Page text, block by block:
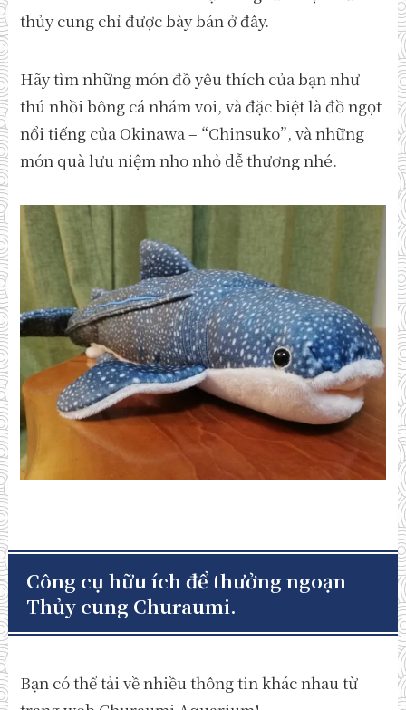
thủy cung chỉ được bày bán ở đây.
Hãy tìm những món đồ yêu thích của bạn như
thú nhồi bông cá nhám voi, và đặc biệt là đồ ngọt
nổi tiếng của Okinawa – “Chinsuko”, và những
món quà lưu niệm nho nhỏ dễ thương nhé.
Công cụ hữu ích để thưởng ngoạn
Thủy cung Churaumi.
Bạn có thể tải về nhiều thông tin khác nhau từ